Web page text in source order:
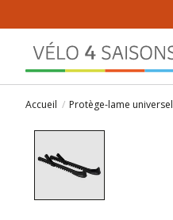
Accueil / Protège-lame universel